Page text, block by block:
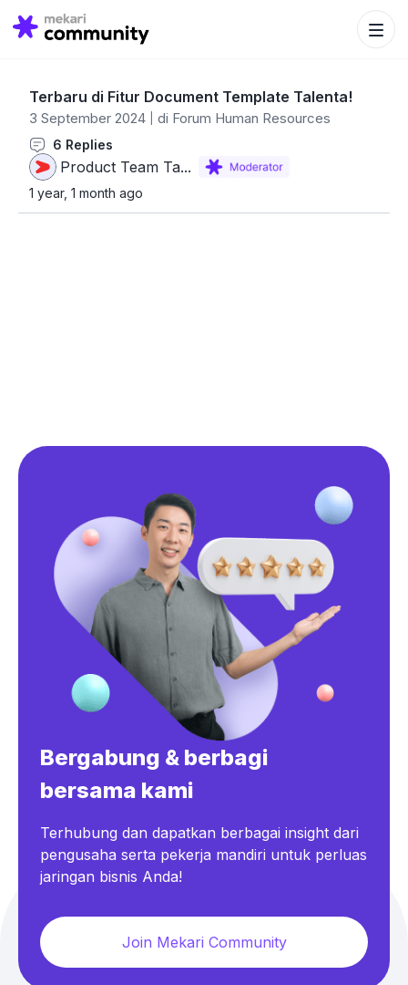
Search
for:
Search
Terbaru di Fitur Document Template Talenta!
3 September 2024 di Forum Human Resources
6 Replies
Product Team Ta...
1 year, 1 month ago
Bergabung & berbagi
bersama kami
Terhubung dan dapatkan berbagai insight dari
pengusaha serta pekerja mandiri untuk perluas
jaringan bisnis Anda!
Join Mekari Community